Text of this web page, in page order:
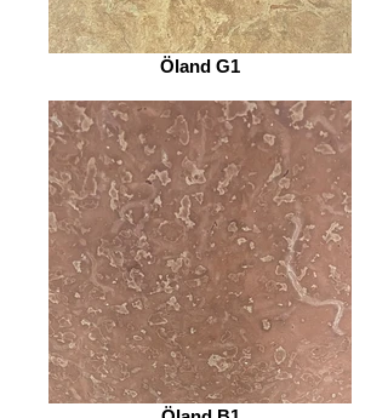
Öland G1